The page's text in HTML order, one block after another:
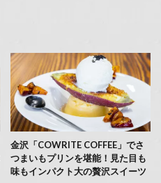
金沢「COWRITE COFFEE」でさ
つまいもプリンを堪能！見た目も
味もインパクト大の贅沢スイーツ